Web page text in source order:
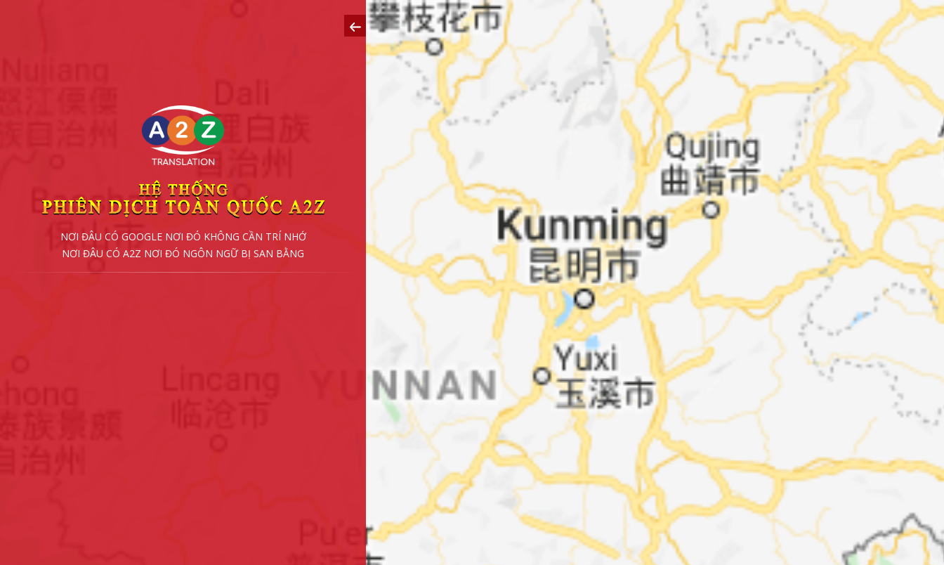
NƠI ĐÂU CÓ GOOGLE NƠI ĐÓ KHÔNG CẦN TRÍ NHỚ
NƠI ĐÂU CÓ A2Z NƠI ĐÓ NGÔN NGỮ BỊ SAN BẰNG